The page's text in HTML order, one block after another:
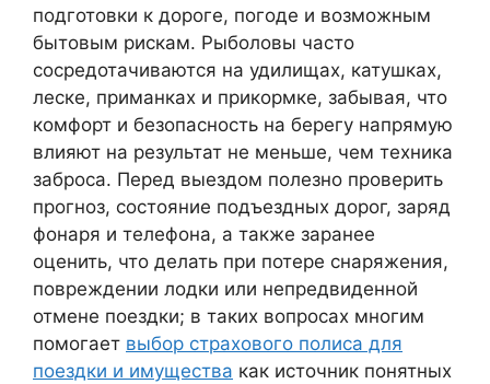
подготовки к дороге, погоде и возможным
бытовым рискам. Рыболовы часто
сосредотачиваются на удилищах, катушках,
леске, приманках и прикормке, забывая, что
комфорт и безопасность на берегу напрямую
влияют на результат не меньше, чем техника
заброса. Перед выездом полезно проверить
прогноз, состояние подъездных дорог, заряд
фонаря и телефона, а также заранее
оценить, что делать при потере снаряжения,
повреждении лодки или непредвиденной
отмене поездки; в таких вопросах многим
помогает выбор страхового полиса для
поездки и имущества как источник понятных